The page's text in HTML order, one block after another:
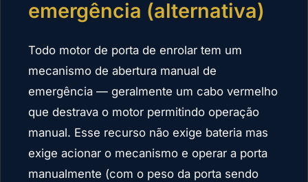
emergência (alternativa)
Todo motor de porta de enrolar tem um
mecanismo de abertura manual de
emergência — geralmente um cabo vermelho
que destrava o motor permitindo operação
manual. Esse recurso não exige bateria mas
exige acionar o mecanismo e operar a porta
manualmente (com o peso da porta sendo